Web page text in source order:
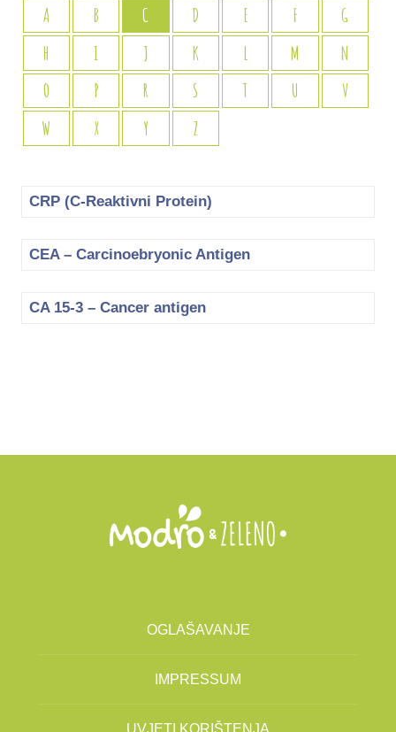
A B C D E F
G
H
I J K L M
N
O
P R S T U
V
W
X Y Z
CRP (C-Reaktivni Protein)
CEA – Carcinoebryonic Antigen
CA 15-3 – Cancer antigen
OGLAŠAVANJE
IMPRESSUM